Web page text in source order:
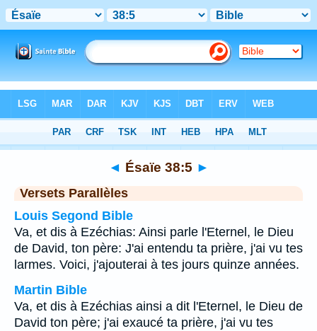
Chapitre 38> Verset 5
◄ Ésaïe 38:5 ►
Versets Parallèles
Louis Segond Bible
Va, et dis à Ezéchias: Ainsi parle l'Eternel, le Dieu
de David, ton père: J'ai entendu ta prière, j'ai vu tes
larmes. Voici, j'ajouterai à tes jours quinze années.
Martin Bible
Va, et dis à Ezéchias ainsi a dit l'Eternel, le Dieu de
David ton père; j'ai exaucé ta prière, j'ai vu tes